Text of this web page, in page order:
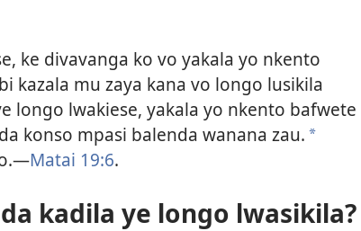
ke divavanga ko vo yakala yo nkento
kazala mu zaya kana vo longo lusikila
longo lwakiese, yakala yo nkento bafwete
konso mpasi balenda wanana zau. a
Matai 19:6.
kadila ye longo lwasikila?